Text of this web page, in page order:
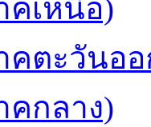
คเหนือ)
คตะวันออ
คกลาง)